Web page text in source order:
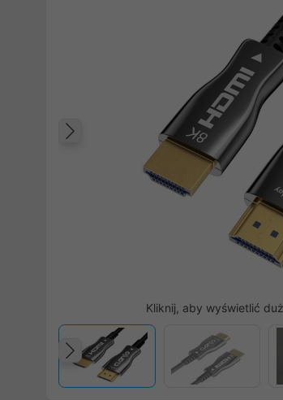
Poprzedni
Kliknij, aby wyświetlić
Poprzedni